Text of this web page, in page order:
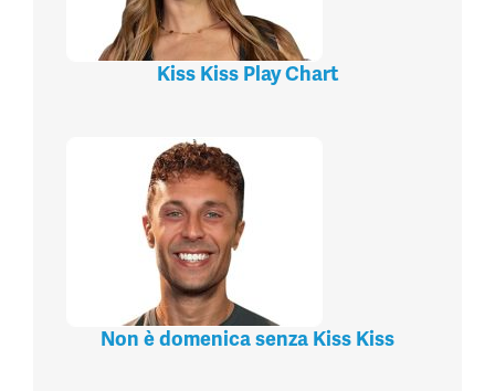
Kiss Kiss Play Chart
Non è domenica senza Kiss Kiss